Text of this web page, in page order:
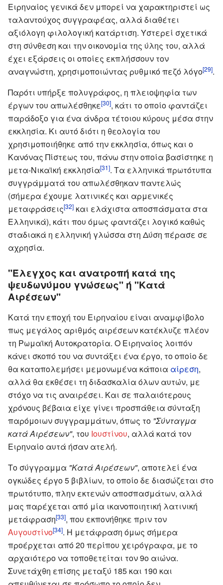
Ειρηναίος γενικά δεν μπορεί να χαρακτηριστεί ως
ταλαντούχος συγγραφέας, αλλά διαθέτει
αξιόλογη φιλολογική κατάρτιση. Υστερεί σχετικά
στη σύνθεση και την οικονομία της ύλης του, αλλά
έχει εξάρσεις οι οποίες εκπλήσσουν τον
αναγνώστη, χρησιμοποιώντας ρυθμικό πεζό λόγο[29].
Παρότι υπήρξε πολυγράφος, η πλειοψηφία των
έργων του απωλέσθηκε[30], κάτι το οποίο φαντάζει
παράδοξο για ένα άνδρα τέτοιου κύρους μέσα στην
εκκλησία. Κι αυτό διότι η θεολογία του
χρησιμοποιήθηκε από την εκκλησία, όπως και ο
Κανόνας Πίστεως του, πάνω στην οποία βασίστηκε η
μετα-Νικαϊκή εκκλησία[31]. Τα ελληνικά πρωτότυπα
συγγράμματά του απωλέσθηκαν παντελώς
(σήμερα έχουμε λατινικές και αρμενικές
μεταφράσεις[32] και ελάχιστα αποσπάσματα στα
Ελληνικά), κάτι που όμως φαντάζει λογικό καθώς
σταδιακά η ελληνική γλώσσα στη Δύση πέρασε σε
αχρησία.
"Έλεγχος και ανατροπή κατά της
ψευδωνύμου γνώσεως" ή "Κατά
Αιρέσεων"
Κατά την εποχή του Ειρηναίου είναι αναμφίβολο
πως μεγάλος αριθμός αιρέσεων κατέκλυζε πλέον
τη Ρωμαϊκή Αυτοκρατορία. Ο Ειρηναίος λοιπόν
κάνει σκοπό του να συντάξει ένα έργο, το οποίο δε
θα καταπολεμήσει μεμονωμένα κάποια αίρεση,
αλλά θα εκθέσει τη διδασκαλία όλων αυτών, με
στόχο να τις αναιρέσει. Και σε παλαιότερους
χρόνους βέβαια είχε γίνει προσπάθεια σύνταξη
παρόμοιων συγγραμμάτων, όπως το "Σύνταγμα
κατά Αιρέσεων", του Ιουστίνου, αλλά κατά τον
Ειρηναίο αυτά ήσαν ατελή.
Το σύγγραμμα "Κατά Αιρέσεων", αποτελεί ένα
ογκώδες έργο 5 βιβλίων, το οποίο δε διασώζεται στο
πρωτότυπο, πλην εκτενών αποσπασμάτων, αλλά
μας παρέχεται από μία ικανοποιητική λατινική
μετάφραση[33], που εκπονήθηκε πριν τον
Αυγουστίνο[34]. Η μετάφραση όμως σήμερα
προέρχεται από 20 περίπου χειρόγραφα, με το
αρχαιότερο να τοποθετείται τον 9ο αιώνα.
Συνετάχθη επίσης μεταξύ 185 και 190 και